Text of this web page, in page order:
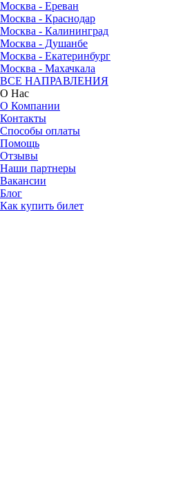
Москва - Ереван
Москва - Краснодар
Москва - Калининград
Москва - Душанбе
Москва - Екатеринбург
Москва - Махачкала
ВСЕ НАПРАВЛЕНИЯ
О Нас
О Компании
Контакты
Способы оплаты
Помощь
Отзывы
Наши партнеры
Вакансии
Блог
Как купить билет